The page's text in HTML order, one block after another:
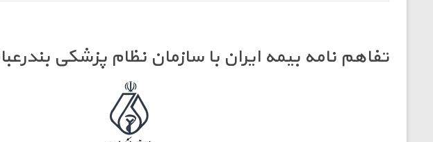
تفاهم نامه بیمه ایران با سازمان نظام پزشکی